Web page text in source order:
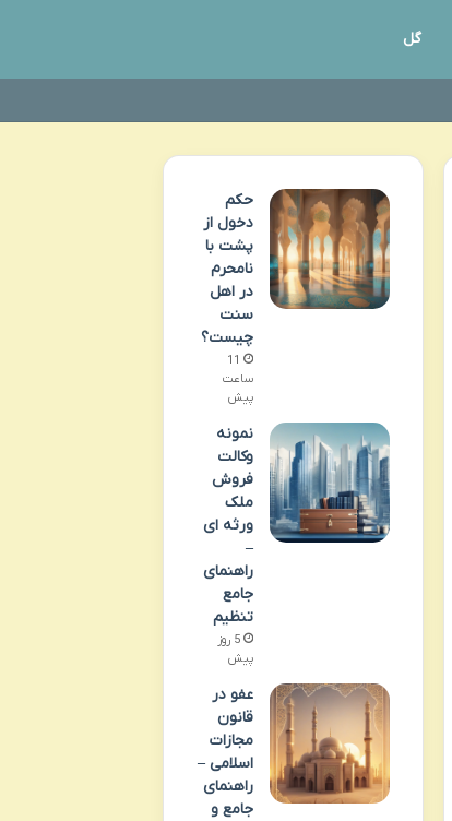
گل
حکم
دخول از
پشت با
نامحرم
در اهل
سنت
چیست؟
11
ساعت
پیش
نمونه
وکالت
فروش
ملک
ورثه ای
–
راهنمای
جامع
تنظیم
5 روز
پیش
عفو در
قانون
مجازات
اسلامی –
راهنمای
جامع و